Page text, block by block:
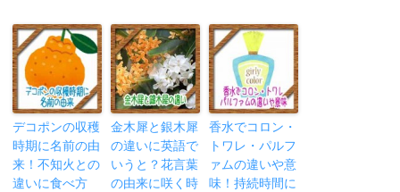
デコポンの収穫
時期に名前の由
来！不知火との
違いに食べ方
金木犀と銀木犀
の違いに英語で
いうと？花言葉
の由来に咲く時
香水でコロン・
トワレ・パルフ
ァムの違いや意
味！持続時間に